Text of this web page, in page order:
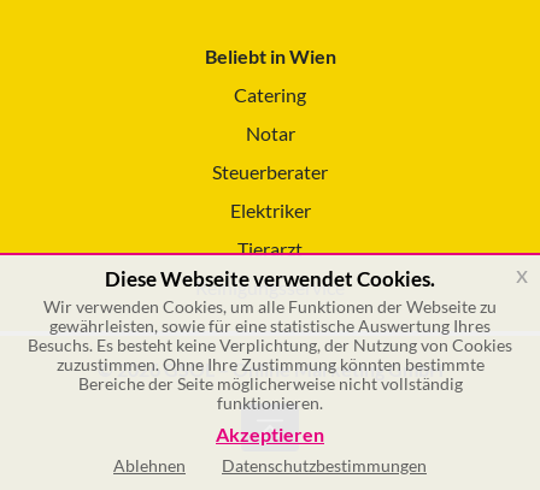
Beliebt in Wien
Catering
Notar
Steuerberater
Elektriker
Tierarzt
Reinigungsservice
© 2026 GSOL – Online Marketing GmbH
Diese Webseite verwendet Cookies.
Wir verwenden Cookies, um alle Funktionen der Webseite zu
gewährleisten, sowie für eine statistische Auswertung Ihres
Besuchs. Es besteht keine Verplichtung, der Nutzung von Cookies
zuzustimmen. Ohne Ihre Zustimmung könnten bestimmte
Bereiche der Seite möglicherweise nicht vollständig
funktionieren.
Akzeptieren
Ablehnen Datenschutzbestimmungen
x